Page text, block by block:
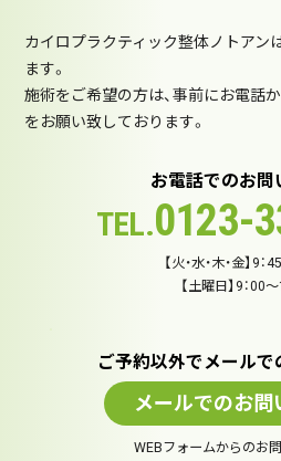
カイロプラクティック整体ノトアン
ます。
施術をご希望の方は、事前にお電話
をお願い致しております。
お電話でのお問
TEL.0123-
【火・水・木・金】9：
【土曜日】9：00
ご予約以外でメールで
メールでのお問
WEBフォームからのお